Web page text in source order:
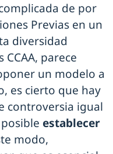
de por
Previas en un
diversidad
parece
un modelo a
es cierto que hay
controversia igual
establecer
modo,